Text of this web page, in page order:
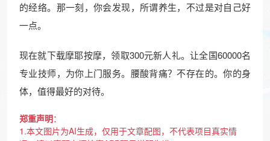
的经络。那一刻，你会发现，所谓养生，不过是对自己好
一点。
现在就下载摩耶按摩，领取300元新人礼。让全国60000名
专业技师，为你上门服务。腰酸背痛？不存在的。你的身
体，值得最好的对待。
郑重声明：
1.本文图片为AI生成，仅用于文章配图，不代表项目真实情